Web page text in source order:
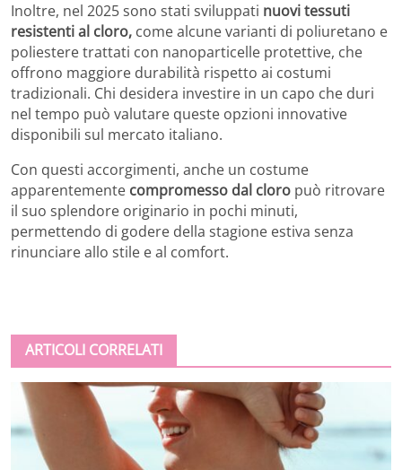
Inoltre, nel 2025 sono stati sviluppati nuovi tessuti
resistenti al cloro, come alcune varianti di poliuretano e
poliestere trattati con nanoparticelle protettive, che
offrono maggiore durabilità rispetto ai costumi
tradizionali. Chi desidera investire in un capo che duri
nel tempo può valutare queste opzioni innovative
disponibili sul mercato italiano.
Con questi accorgimenti, anche un costume
apparentemente compromesso dal cloro può ritrovare
il suo splendore originario in pochi minuti,
permettendo di godere della stagione estiva senza
rinunciare allo stile e al comfort.
ARTICOLI CORRELATI